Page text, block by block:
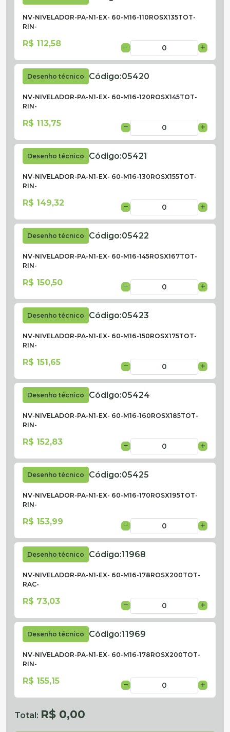
NV-NIVELADOR-PA-N1-EX- 60-M16-110ROSX135TOT-
RIN-
R$ 112,58
Desenho técnico Código:05420
NV-NIVELADOR-PA-N1-EX- 60-M16-120ROSX145TOT-
RIN-
R$ 113,75
Desenho técnico Código:05421
NV-NIVELADOR-PA-N1-EX- 60-M16-130ROSX155TOT-
RIN-
R$ 149,32
Desenho técnico Código:05422
NV-NIVELADOR-PA-N1-EX- 60-M16-145ROSX167TOT-
RIN-
R$ 150,50
Desenho técnico Código:05423
NV-NIVELADOR-PA-N1-EX- 60-M16-150ROSX175TOT-
RIN-
R$ 151,65
Desenho técnico Código:05424
NV-NIVELADOR-PA-N1-EX- 60-M16-160ROSX185TOT-
RIN-
R$ 152,83
Desenho técnico Código:05425
NV-NIVELADOR-PA-N1-EX- 60-M16-170ROSX195TOT-
RIN-
R$ 153,99
Desenho técnico Código:11968
NV-NIVELADOR-PA-N1-EX- 60-M16-178ROSX200TOT-
RAC-
R$ 73,03
Desenho técnico Código:11969
NV-NIVELADOR-PA-N1-EX- 60-M16-178ROSX200TOT-
RIN-
R$ 155,15
Total: R$ 0,00